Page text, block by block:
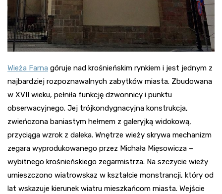
Wieża Farna góruje nad krośnieńskim rynkiem i jest jednym z
najbardziej rozpoznawalnych zabytków miasta. Zbudowana
w XVII wieku, pełniła funkcję dzwonnicy i punktu
obserwacyjnego. Jej trójkondygnacyjna konstrukcja,
zwieńczona baniastym hełmem z galeryjką widokową,
przyciąga wzrok z daleka. Wnętrze wieży skrywa mechanizm
zegara wyprodukowanego przez Michała Mięsowicza –
wybitnego krośnieńskiego zegarmistrza. Na szczycie wieży
umieszczono wiatrowskaz w kształcie monstrancji, który od
lat wskazuje kierunek wiatru mieszkańcom miasta. Wejście